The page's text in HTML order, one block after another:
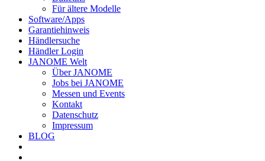
Für ältere Modelle
Software/Apps
Garantiehinweis
Händlersuche
Händler Login
JANOME Welt
Über JANOME
Jobs bei JANOME
Messen und Events
Kontakt
Datenschutz
Impressum
BLOG